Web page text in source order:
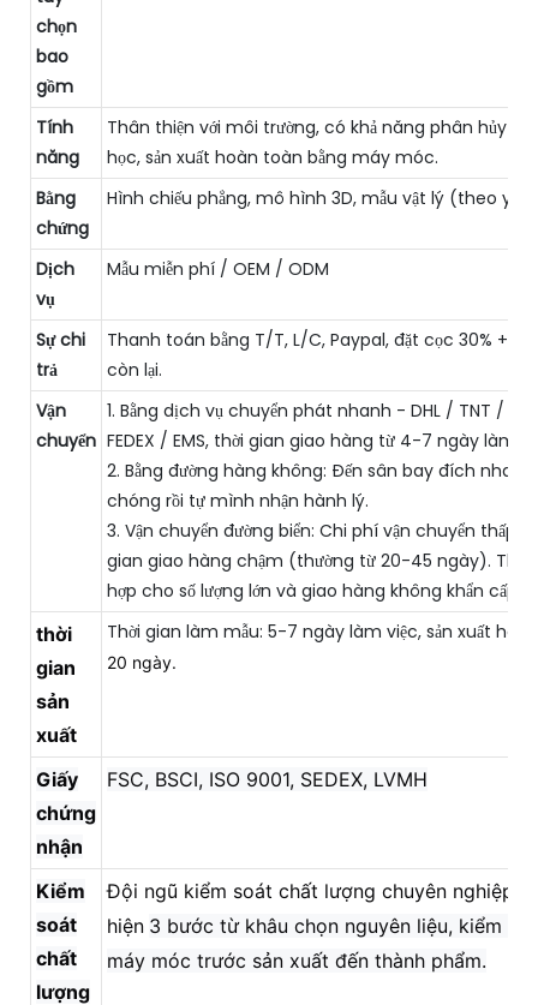
chọn
bao
gồm
Tính
năng
Thân thiện với môi trường, có khả năng phân hủy
học, sản xuất hoàn toàn bằng máy móc.
Bằng
chứng
Hình chiếu phẳng, mô hình 3D, mẫu vật lý (theo
Dịch
vụ
Mẫu miễn phí / OEM / ODM
Sự chi
trả
Thanh toán bằng T/T, L/C, Paypal, đặt cọc 30% +
còn lại.
Vận
chuyển
1. Bằng dịch vụ chuyển phát nhanh - DHL / TNT /
FEDEX / EMS, thời gian giao hàng từ 4-7 ngày làm
2. Bằng đường hàng không: Đến sân bay đích nhanh
chóng rồi tự mình nhận hành lý.
3. Vận chuyển đường biển: Chi phí vận chuyển thấp
gian giao hàng chậm (thường từ 20-45 ngày).
hợp cho số lượng lớn và giao hàng không khẩn cấp.
thời
gian
sản
xuất
Thời gian làm mẫu: 5-7 ngày làm việc, sản xuất
20 ngày.
Giấy
chứng
nhận
FSC, BSCI, ISO 9001, SEDEX, LVMH
Kiểm
soát
chất
lượng
Đội ngũ kiểm soát chất lượng chuyên nghiệp,
hiện 3 bước từ khâu chọn nguyên liệu, kiểm tra
máy móc trước sản xuất đến thành phẩm.